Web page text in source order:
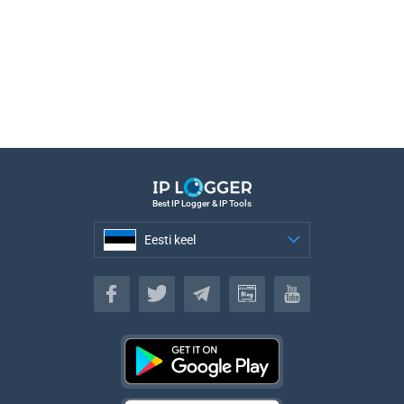
Best IP Logger & IP Tools
Eesti keel
Eesti keel